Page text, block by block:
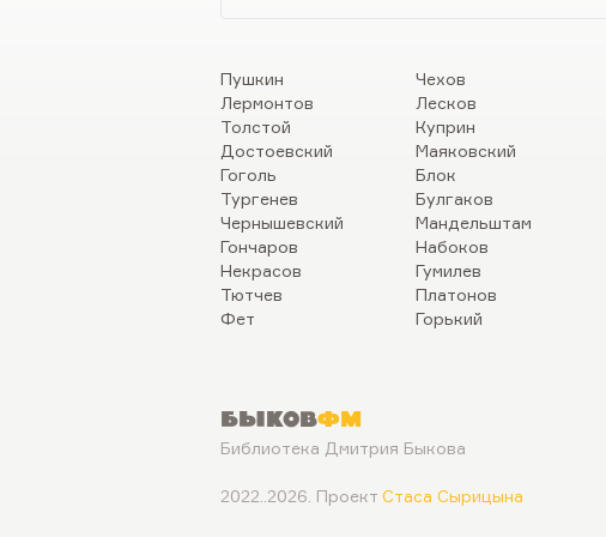
Пушкин
Лермонтов
Толстой
Достоевский
Гоголь
Тургенев
Чернышевский
Гончаров
Некрасов
Тютчев
Фет
Чехов
Лесков
Куприн
Маяковский
Блок
Булгаков
Мандельштам
Набоков
Гумилев
Платонов
Горький
БыковФМ
Библиотека Дмитрия Быкова
2022..2026. Проект Стаса Сырицына